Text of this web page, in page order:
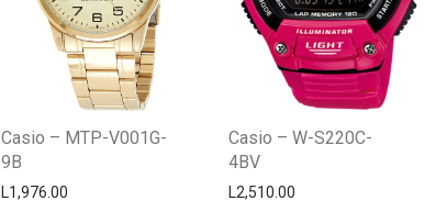
Casio – MTP-V001G-
9B
L1,976.00
Casio – W-S220C-
4BV
L2,510.00